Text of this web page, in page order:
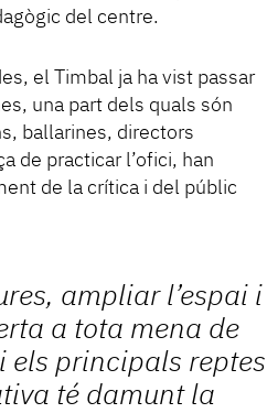
del centre.
el Timbal ja ha vist passar
una part dels quals són
ballarines, directors
de practicar l’ofici, han
de la crítica i del públic
ampliar l’espai i
a tota mena de
els principals reptes
té damunt la